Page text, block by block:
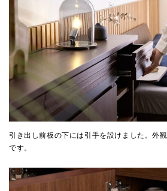
引き出し前板の下には引手を設けました。外
です。